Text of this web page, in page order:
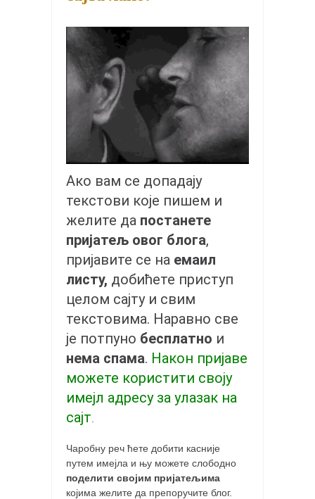
контакт
бесплатна е-књига
термини тренинга
контактАко вам се допадају
текстови које пишем и
желите да постанете
пријатељ овог блога,
пријавите се на емаил
листу, добићете приступ
целом сајту и свим
текстовима. Наравно све
је потпуно бесплатно и
нема спама. Након пријаве
можете користити своју
имејл адресу за улазак на
сајт
Чаробну реч ћете добити касније
путем имејла и њу можете слободно
поделити својим пријатељима
којима желите да препоручите блог.